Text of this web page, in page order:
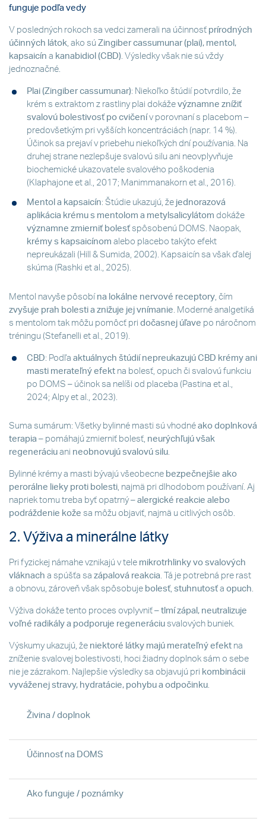
funguje podľa vedy
V posledných rokoch sa vedci zamerali na účinnosť prírodných
účinných látok, ako sú Zingiber cassumunar (plai), mentol,
kapsaicín a kanabidiol (CBD). Výsledky však nie sú vždy
jednoznačné.
Plai (Zingiber cassumunar): Niekoľko štúdií potvrdilo, že
krém s extraktom z rastliny plai dokáže významne znížiť
svalovú bolestivosť po cvičení v porovnaní s placebom –
predovšetkým pri vyšších koncentráciách (napr. 14 %).
Účinok sa prejaví v priebehu niekoľkých dní používania. Na
druhej strane nezlepšuje svalovú silu ani neovplyvňuje
biochemické ukazovatele svalového poškodenia
(Klaphajone et al., 2017; Manimmanakorn et al., 2016).
Mentol a kapsaicín: Štúdie ukazujú, že jednorazová
aplikácia krému s mentolom a metylsalicylátom dokáže
významne zmierniť bolesť spôsobenú DOMS. Naopak,
krémy s kapsaicínom alebo placebo takýto efekt
nepreukázali (Hill & Sumida, 2002). Kapsaicín sa však ďalej
skúma (Rashki et al., 2025).
Mentol navyše pôsobí na lokálne nervové receptory , čím
zvyšuje prah bolesti a znižuje jej vnímanie . Moderné analgetiká
s mentolom tak môžu pomôcť pri dočasnej úľave po náročnom
tréningu (Stefanelli et al., 2019).
CBD: Podľa aktuálnych štúdií nepreukazujú CBD krémy ani
masti merateľný efekt na bolesť, opuch či svalovú funkciu
po DOMS – účinok sa nelíši od placeba (Pastina et al.,
2024; Alpy et al., 2023).
Suma sumárum: Všetky bylinné masti sú vhodné ako doplnková
terapia – pomáhajú zmierniť bolesť, neurýchľujú však
regeneráciu ani neobnovujú svalovú silu
Bylinné krémy a masti bývajú všeobecne bezpečnejšie ako
perorálne lieky proti bolesti , najmä pri dlhodobom používaní. Aj
napriek tomu treba byť opatrný – alergické reakcie alebo
podráždenie kože sa môžu objaviť, najmä u citlivých osôb.
2. Výživa a minerálne látky
Pri fyzickej námahe vznikajú v tele mikrotrhlinky vo svalových
vláknach a spúšťa sa zápalová reakcia . Tá je potrebná pre rast
a obnovu, zároveň však spôsobuje bolesť stuhnutosť a opuch
Výživa dokáže tento proces ovplyvniť – tlmí zápal, neutralizuje
voľné radikály a podporuje regeneráciu svalových buniek.
Výskumy ukazujú, že niektoré látky majú merateľný efekt na
zníženie svalovej bolestivosti, hoci žiadny doplnok sám o sebe
nie je zázrakom. Najlepšie výsledky sa objavujú pri kombinácii
vyváženej stravy, hydratácie, pohybu a odpočinku
Živina / doplnok
Účinnosť na DOMS
Ako funguje / poznámky